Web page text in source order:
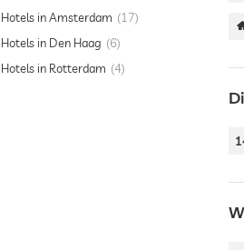
Hotels in Amsterdam
17
Hotels in Den Haag
6
Hotels in Rotterdam
4